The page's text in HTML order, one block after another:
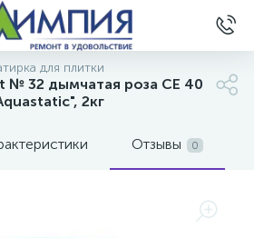
для плитки
№ 32 дымчатая роза CE 40
2кг
Отзывы 0